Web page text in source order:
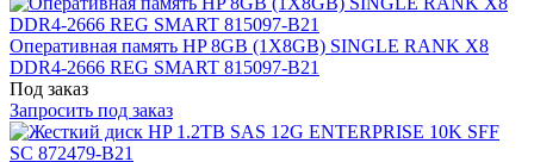
Оперативная память HP 8GB (1X8GB) SINGLE RANK X8
DDR4-2666 REG SMART 815097-B21
Под заказ
Запросить под заказ